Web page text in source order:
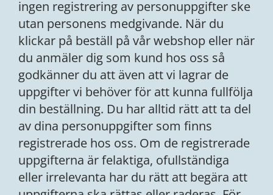
ingen registrering av personuppgifter ske
utan personens medgivande. När du
klickar på beställ på vår webshop eller när
du anmäler dig som kund hos oss så
godkänner du att även att vi lagrar de
uppgifter vi behöver för att kunna fullfölja
din beställning. Du har alltid rätt att ta del
av dina personuppgifter som finns
registrerade hos oss. Om de registrerade
uppgifterna är felaktiga, ofullständiga
eller irrelevanta har du rätt att begära att